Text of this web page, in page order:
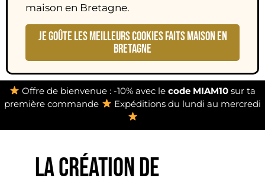
maison en Bretagne.
JE GOÛTE LES MEILLEURS COOKIES FAITS MAISON EN
BRETAGNE
Offre de bienvenue : -10% avec lecode MIAM10 sur ta
première commande
Expéditions du lundi au mercredi
LA CRÉATION DE